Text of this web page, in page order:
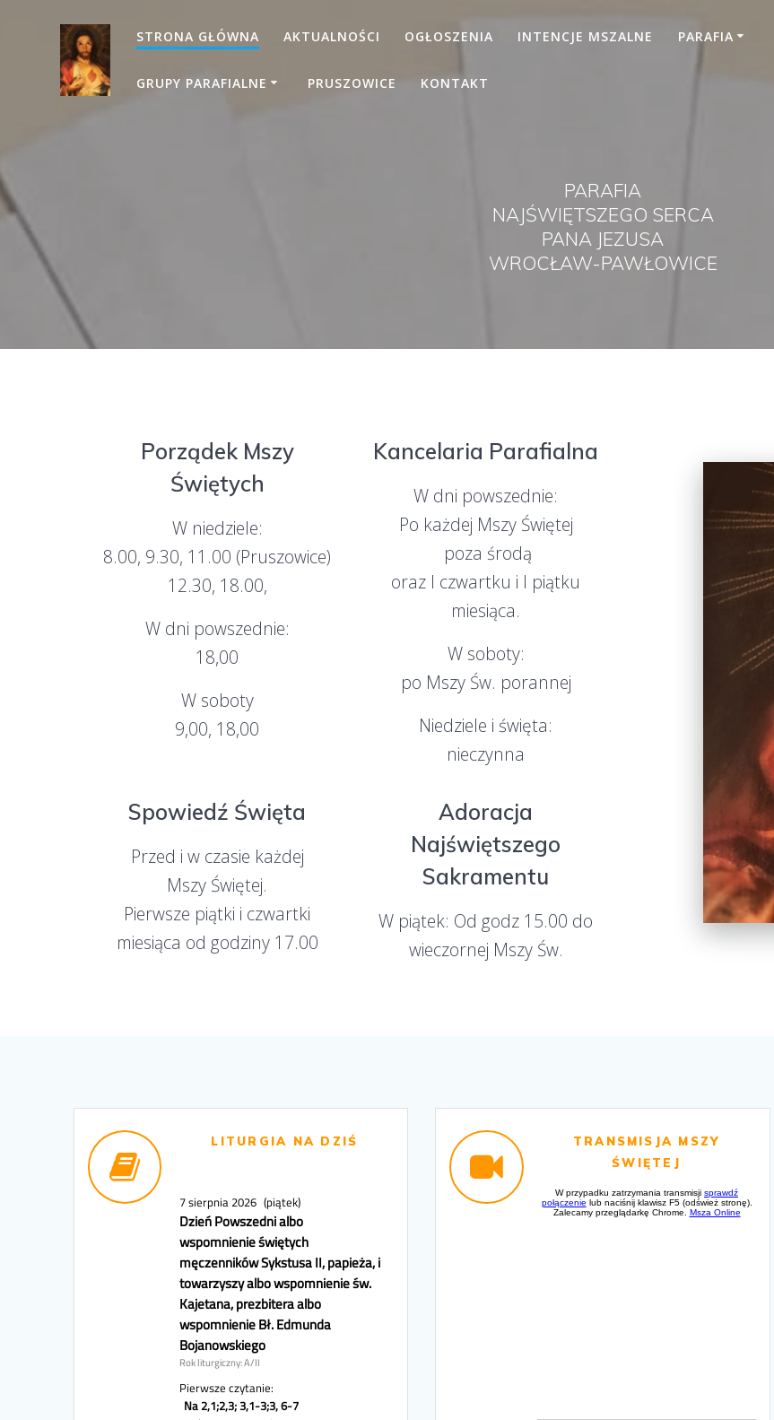
STRONA GŁÓWNA AKTUALNOŚCI OGŁOSZENIA INTENCJE MSZALNE PARAFIA
GRUPY PARAFIALNE PRUSZOWICE KONTAKT
PARAFIA
NAJŚWIĘTSZEGO SERCA
PANA JEZUSA
WROCŁAW-PAWŁOWICE
Porządek Mszy
Świętych
W niedziele:
8.00, 9.30, 11.00 (Pruszowice)
12.30, 18.00,
W dni powszednie:
18,00
W soboty
9,00, 18,00
Kancelaria Parafialna
W dni powszednie:
Po każdej Mszy Świętej
poza środą
oraz I czwartku i I piątku
miesiąca.
W soboty:
po Mszy Św. porannej
Niedziele i święta:
nieczynna
Spowiedź Święta
Przed i w czasie każdej
Mszy Świętej.
Pierwsze piątki i czwartki
miesiąca od godziny 17.00
Adoracja
Najświętszego
Sakramentu
W piątek: Od godz 15.00 do
wieczornej Mszy Św.
LITURGIA NA DZIŚ
TRANSMISJA MSZY
ŚWIĘTEJ